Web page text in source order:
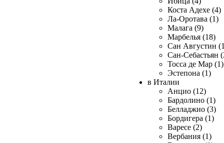
Коста Адехе (4)
Ла-Оротава (1)
Малага (9)
Марбелья (18)
Сан Августин
Сан-Себастьян
Тосса де Мар (1)
Эстепона (1)
в Италии
Анцио (12)
Бардолино (1)
Белладжио (3)
Бордигера (1)
Варесе (2)
Вербания (1)